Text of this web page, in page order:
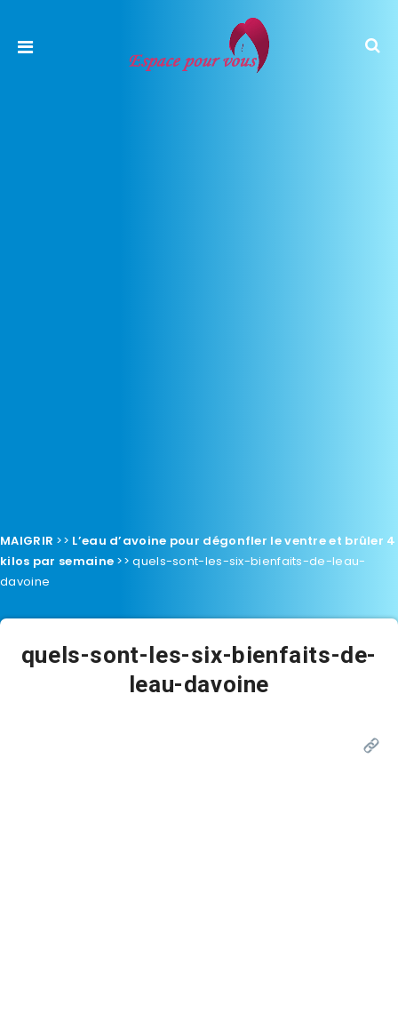
MAIGRIR >> L’eau d’avoine pour dégonfler le ventre et brûler 4
kilos par semaine >>quels-sont-les-six-bienfaits-de-leau-
davoine
quels-sont-les-six-bienfaits-de-
leau-davoine